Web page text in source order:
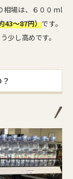
相場は、６００ml
43～87円）です。
少し高めです。